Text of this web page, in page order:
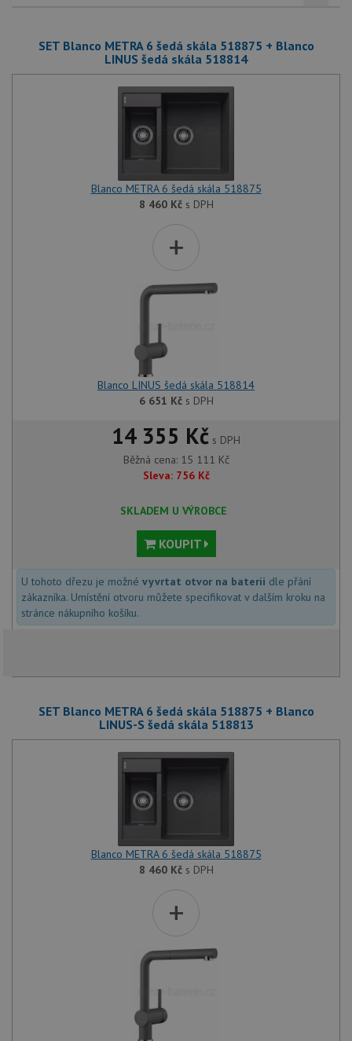
SET Blanco METRA 6 šedá skála 518875 + Blanco
LINUS šedá skála 518814
Blanco METRA 6 šedá skála 518875
8 460 Kčs DPH
+
Blanco LINUS šedá skála 518814
6 651 Kčs DPH
14 355 Kč s DPH
Běžná cena: 15 111 Kč
Sleva: 756 Kč
SKLADEM U VÝROBCE
KOUPIT
U tohoto dřezu je možné vyvrtat otvor na baterii dle přání
zákazníka. Umístění otvoru můžete specifikovat v dalším kroku na
stránce nákupního košíku.
SET Blanco METRA 6 šedá skála 518875 + Blanco
LINUS-S šedá skála 518813
Blanco METRA 6 šedá skála 518875
8 460 Kčs DPH
+